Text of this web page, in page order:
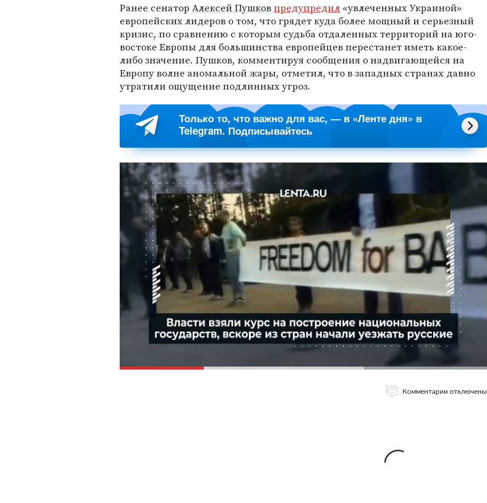
Ранее сенатор Алексей Пушковпредупредил «увлеченных Украиной»
европейских лидеров о том, что грядет куда более мощный и серьезный
кризис, по сравнению с которым судьба отдаленных территорий на юго-
востоке Европы для большинства европейцев перестанет иметь какое-
либо значение. Пушков, комментируя сообщения о надвигающейся на
Европу волне аномальной жары, отметил, что в западных странах давно
утратили ощущение подлинных угроз.
Только то, что важно для вас, — в «Ленте дня» в
Telegram. Подписывайтесь
Комментарии отключены